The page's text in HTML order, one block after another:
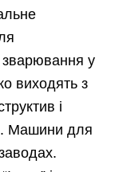
зварювання у
виходять з
і
Машини для